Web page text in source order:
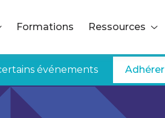
Formations Ressources
événements Adhérer